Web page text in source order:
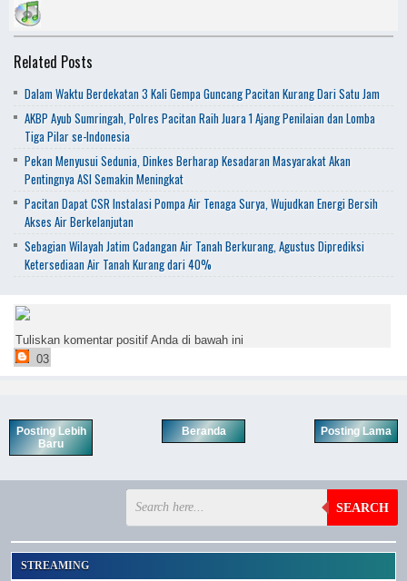
Related Posts
Dalam Waktu Berdekatan 3 Kali Gempa Guncang Pacitan Kurang Dari Satu Jam
AKBP Ayub Sumringah, Polres Pacitan Raih Juara 1 Ajang Penilaian dan Lomba
Tiga Pilar se-Indonesia
Pekan Menyusui Sedunia, Dinkes Berharap Kesadaran Masyarakat Akan
Pentingnya ASI Semakin Meningkat
Pacitan Dapat CSR Instalasi Pompa Air Tenaga Surya, Wujudkan Energi Bersih
Akses Air Berkelanjutan
Sebagian Wilayah Jatim Cadangan Air Tanah Berkurang, Agustus Diprediksi
Ketersediaan Air Tanah Kurang dari 40%
Tuliskan komentar positif Anda di bawah ini
03
Posting Lebih
Baru
Posting Lama
Beranda
SEARCH
STREAMING